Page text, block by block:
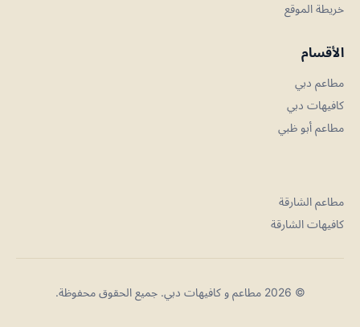
خريطة الموقع
الأقسام
مطاعم دبي
كافيهات دبي
مطاعم أبو ظبي
مطاعم الشارقة
كافيهات الشارقة
© 2026 مطاعم و كافيهات دبي. جميع الحقوق محفوظة.